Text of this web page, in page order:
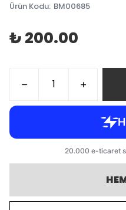
Ürün Kodu: BM00685
₺ 200.00